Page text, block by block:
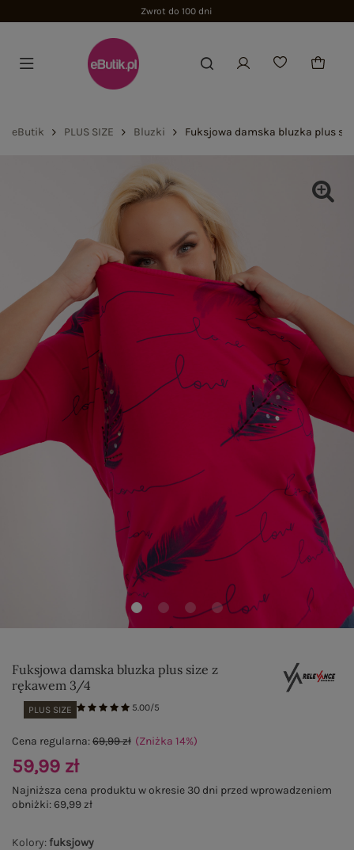
eButik PLUS SIZE Bluzki Fuksjowa damska bluzka plus
Fuksjowa damska bluzka plus size z
rękawem 3/4
PLUS SIZE 5.00/5
Kolory:fuksjowy
Cena regularna:69,99 zł (Zniżka 14%)
59,99 zł
Najniższa cena produktu w okresie 30 dni przed wprowadzeniem
obniżki:69,99 zł